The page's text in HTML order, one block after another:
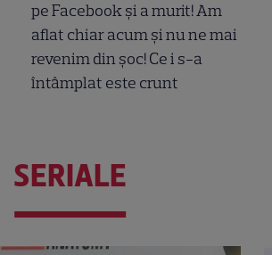
pe Facebook și a murit! Am
aflat chiar acum și nu ne mai
revenim din șoc! Ce i s-a
întâmplat este crunt
SERIALE